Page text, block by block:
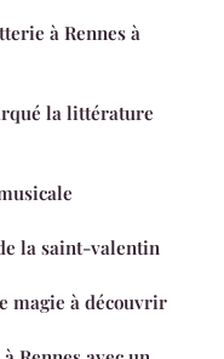
à Rennes à
la littérature
la saint-valentin
magie à découvrir